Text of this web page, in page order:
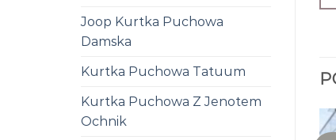
Joop Kurtka Puchowa
Damska
Kurtka Puchowa Tatuum
Kurtka Puchowa Z Jenotem
Ochnik